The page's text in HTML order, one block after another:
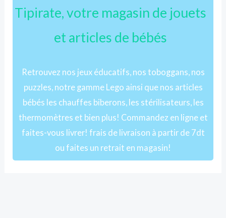
Tipirate, votre magasin de jouets
et articles de bébés
Retrouvez nos jeux éducatifs, nos toboggans, nos
puzzles, notre gamme Lego ainsi que nos articles
bébés les chauffes biberons, les stérilisateurs, les
thermomètres et bien plus! Commandez en ligne et
faites-vous livrer! frais de livraison à partir de 7dt
ou faites un retrait en magasin!